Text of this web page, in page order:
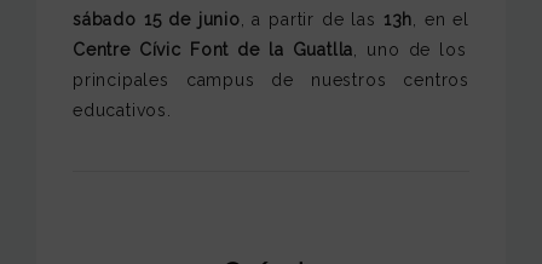
sábado 15 de junio , a partir de las 13h , en el
Centre Cívic Font de la Guatlla , uno de los
principales campus de nuestros centros
educativos.